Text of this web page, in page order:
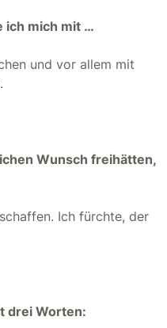
ich mich mit …
und vor allem mit
Wunsch freihätten,
Ich fürchte, der
drei Worten: